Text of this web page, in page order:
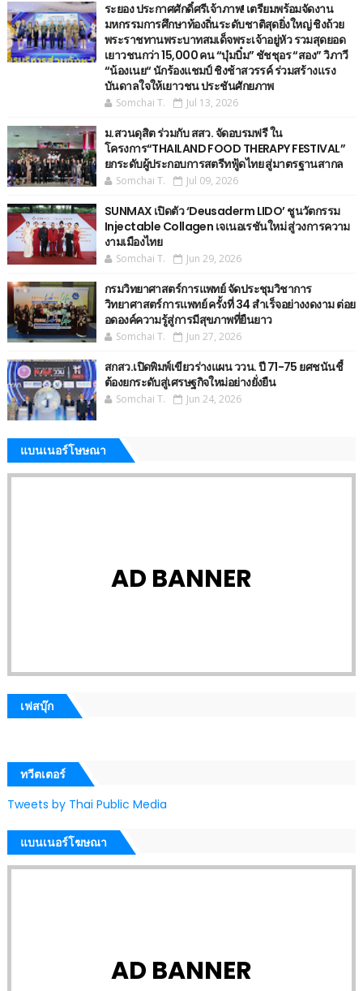
ระยอง ประกาศศักดิ์ศรีเจ้าภาพ! เตรียมพร้อมจัดงาน
มหกรรมการศึกษาท้องถิ่นระดับชาติสุดยิ่งใหญ่ ชิงถ้วย
พระราชทานพระบาทสมเด็จพระเจ้าอยู่หัว รวมสุดยอด
เยาวชนกว่า 15,000 คน “บุ๋มบิ๋ม” ชัชชุอร “สอง” วิภาวี
“น้องเนย“ นักร้องแชมป์ ชิงช้าสวรรค์ ร่วมสร้างแรง
บันดาลใจให้เยาวชน ประชันศักยภาพ
Somchai T. Jul 13, 2026
ม.สวนดุสิต ร่วมกับ สสว. จัดอบรมฟรี ใน
โครงการ“THAILAND FOOD THERAPY FESTIVAL”
ยกระดับผู้ประกอบการสตรีทฟู้ดไทย สู่มาตรฐานสากล
Somchai T. Jul 09, 2026
SUNMAX เปิดตัว ‘Deusaderm LIDO’ ชูนวัตกรรม
Injectable Collagen เจเนอเรชันใหม่ สู่วงการความ
งามเมืองไทย
Somchai T. Jun 29, 2026
กรมวิทยาศาสตร์การแพทย์ จัดประชุมวิชาการ
วิทยาศาสตร์การแพทย์ ครั้งที่ 34 สำเร็จอย่างงดงาม ต่อย
อดองค์ความรู้สู่การมีสุขภาพที่ยืนยาว
Somchai T. Jun 27, 2026
สกสว.เปิดพิมพ์เขียวร่างแผน ววน. ปี 71-75 ยศชนันชี้
ต้องยกระดับสู่เศรษฐกิจใหม่อย่างยั่งยืน
Somchai T. Jun 24, 2026
แบนเนอร์โษษณา
AD BANNER
เฟสบุ๊ก
ทวีตเตอร์
Tweets by Thai Public Media
แบนเนอร์โฆษณา
AD BANNER